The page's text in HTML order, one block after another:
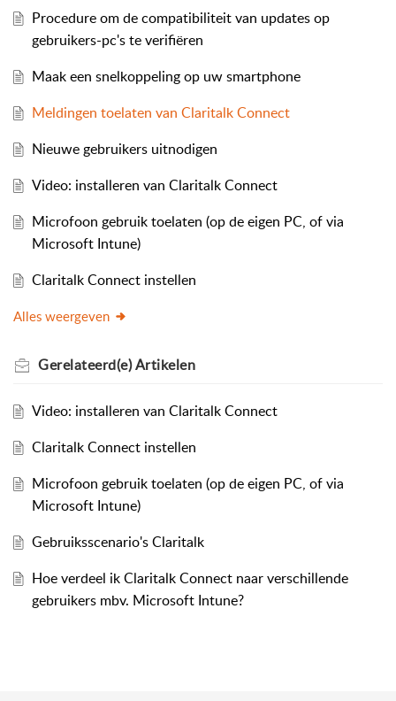
Procedure om de compatibiliteit van updates op
gebruikers-pc's te verifiëren
Maak een snelkoppeling op uw smartphone
Meldingen toelaten van Claritalk Connect
Nieuwe gebruikers uitnodigen
Video: installeren van Claritalk Connect
Microfoon gebruik toelaten (op de eigen PC, of via
Microsoft Intune)
Claritalk Connect instellen
Alles weergeven
Gerelateerd(e)Artikelen
Video: installeren van Claritalk Connect
Claritalk Connect instellen
Microfoon gebruik toelaten (op de eigen PC, of via
Microsoft Intune)
Gebruiksscenario's Claritalk
Hoe verdeel ik Claritalk Connect naar verschillende
gebruikers mbv. Microsoft Intune?